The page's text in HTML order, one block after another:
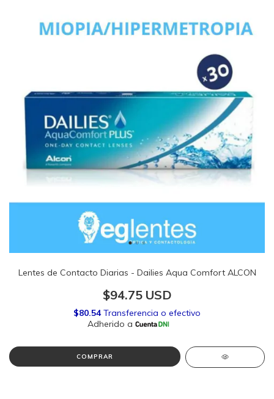
Lentes de Contacto Diarias - Dailies Aqua Comfort ALCON
$94.75 USD
COMPRAR